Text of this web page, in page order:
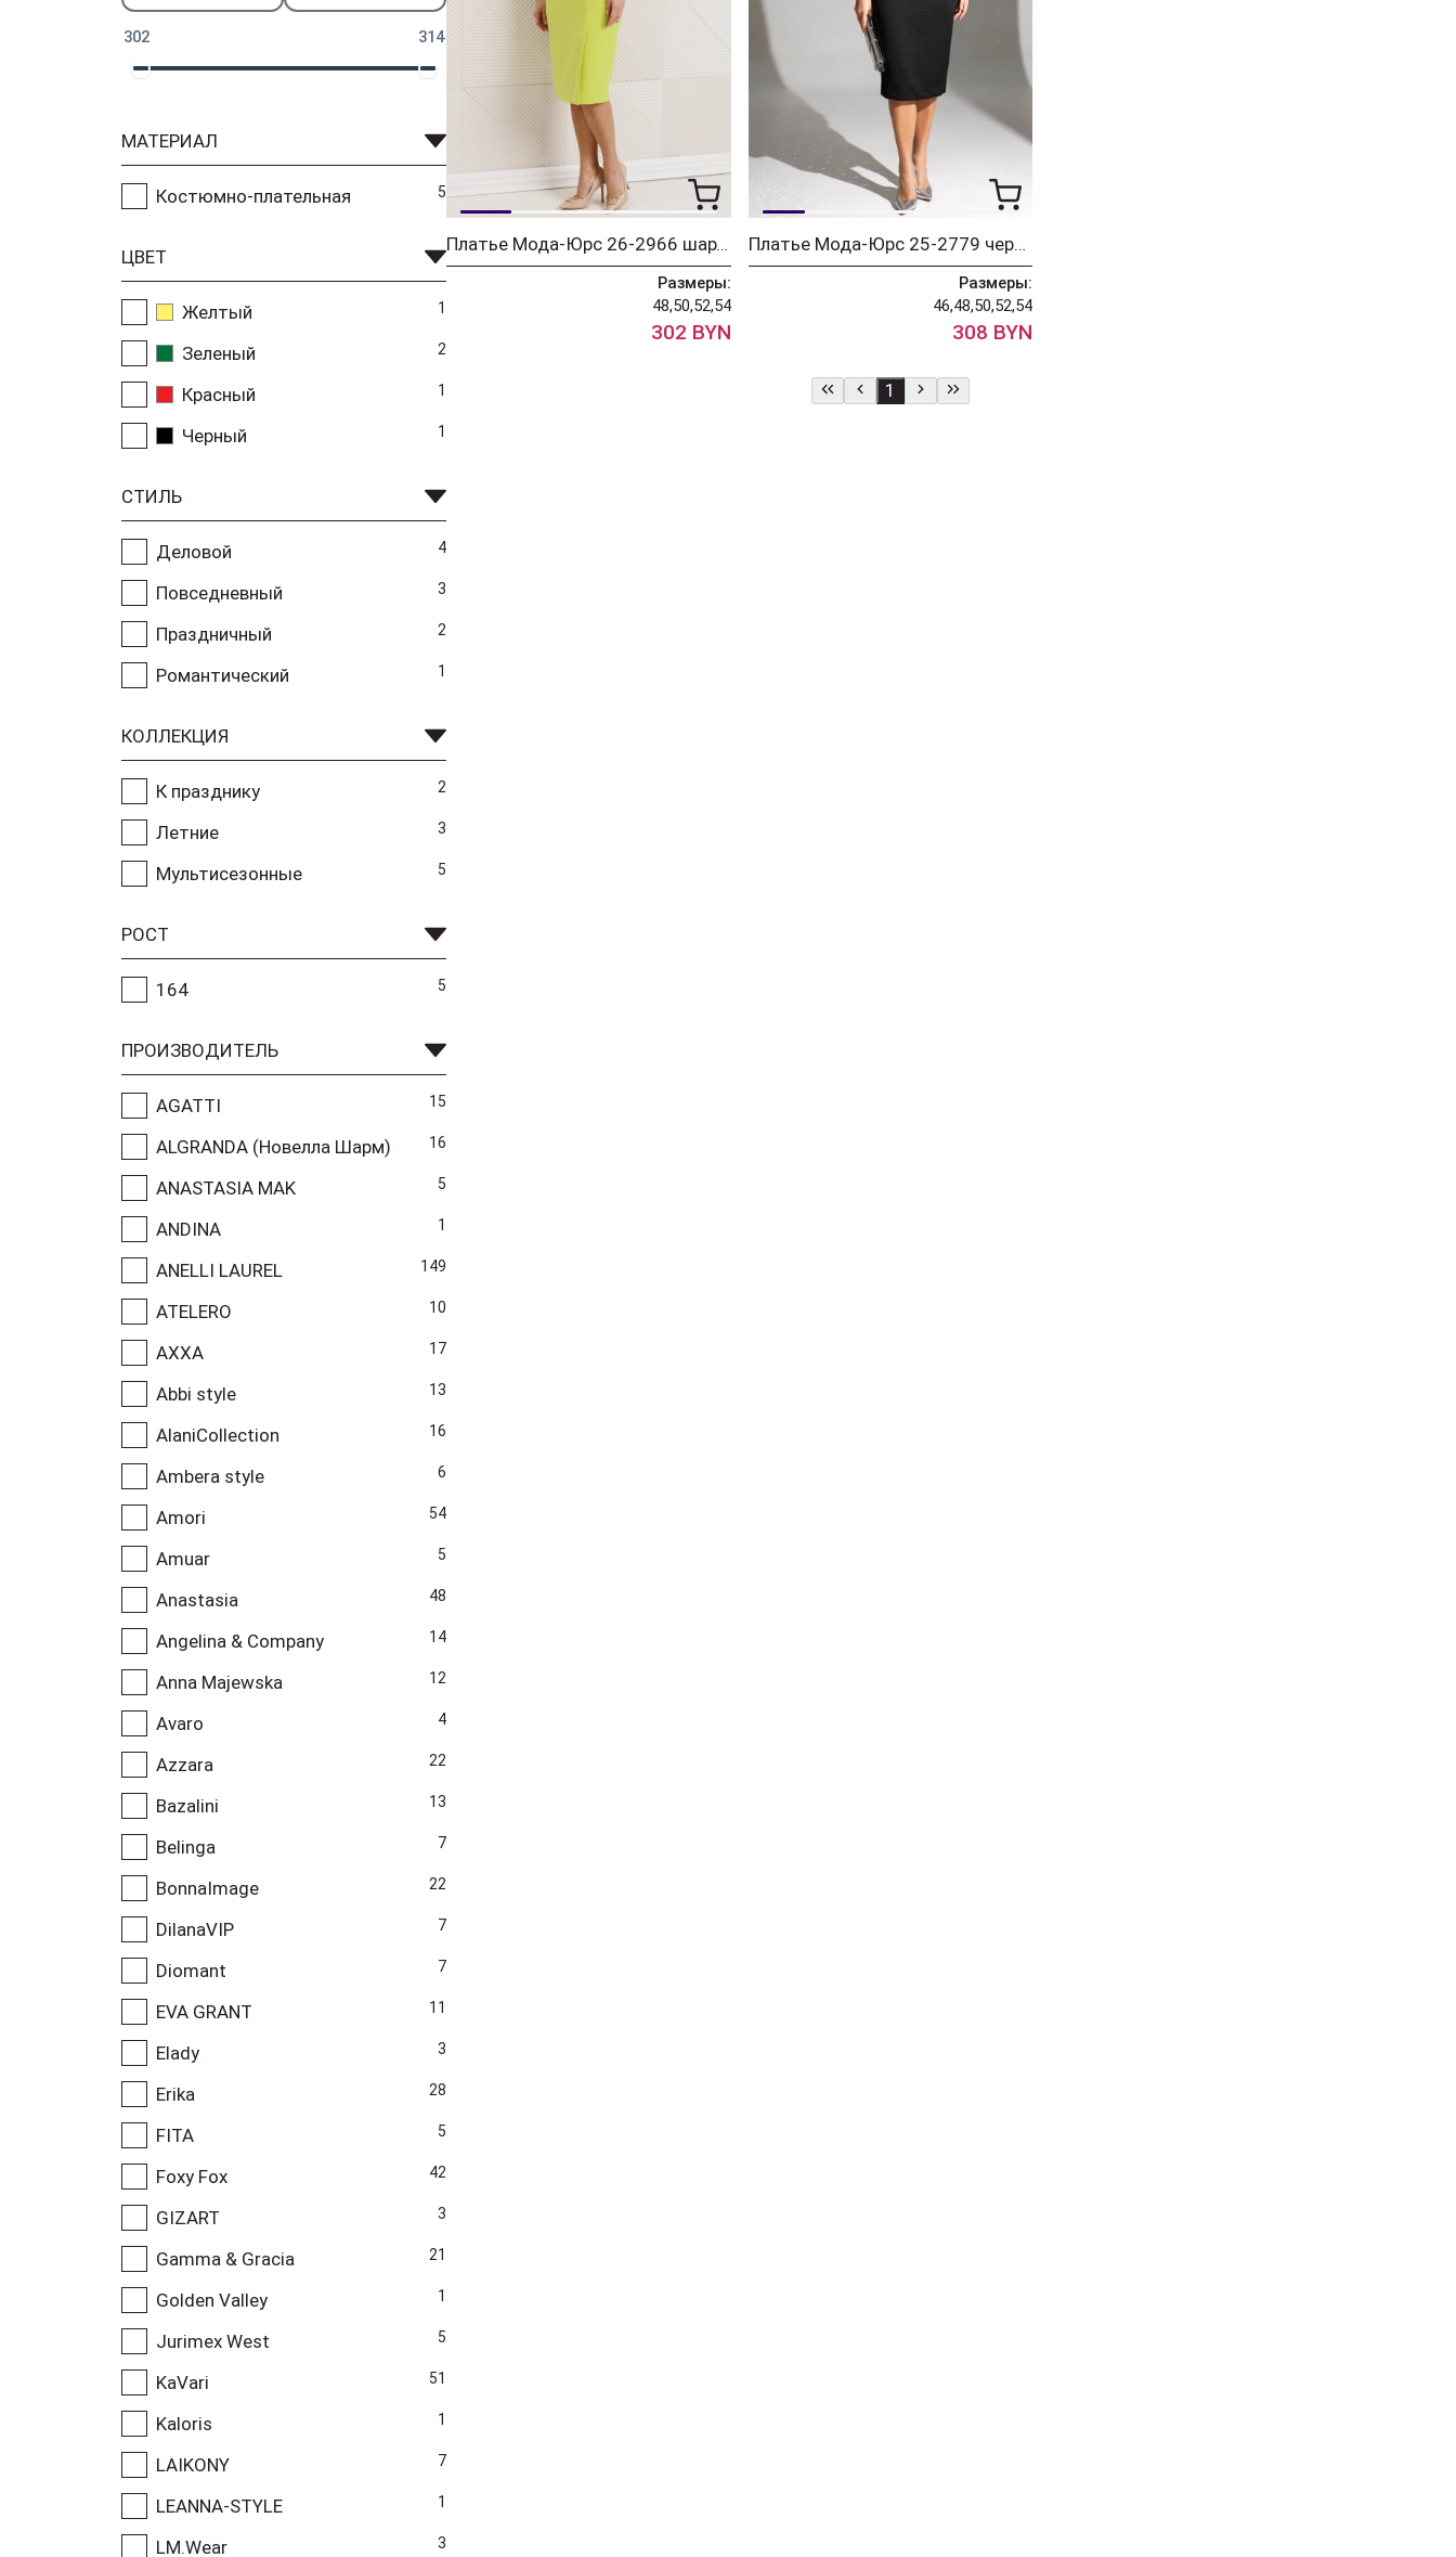
302 314
МАТЕРИАЛ
Костюмно-плательная 5
ЦВЕТ
Желтый 1
Зеленый 2
Красный 1
Черный 1
СТИЛЬ
Деловой 4
Повседневный 3
Праздничный 2
Романтический 1
КОЛЛЕКЦИЯ
К празднику 2
Летние 3
Мультисезонные 5
РОСТ
164 5
ПРОИЗВОДИТЕЛЬ
AGATTI 15
ALGRANDA (Новелла Шарм) 16
ANASTASIA MAK 5
ANDINA 1
ANELLI LAUREL 149
ATELERO 10
AXXA 17
Abbi style 13
AlaniCollection 16
Ambera style 6
Amori 54
Amuar 5
Anastasia 48
Angelina & Company 14
Anna Majewska 12
Avaro 4
Azzara 22
Bazalini 13
Belinga 7
BonnaImage 22
DilanaVIP 7
Diomant 7
EVA GRANT 11
Elady 3
Erika 28
FITA 5
Foxy Fox 42
GIZART 3
Gamma & Gracia 21
Golden Valley 1
Jurimex West 5
KaVari 51
Kaloris 1
LAIKONY 7
LEANNA-STYLE 1
LM.Wear 3
Платье Мода-Юрс 26-2966 шартрез
Размеры:
48,50,52,54
302 BYN
Платье Мода-Юрс 25-2779 черный
Размеры:
46,48,50,52,54
308 BYN
1